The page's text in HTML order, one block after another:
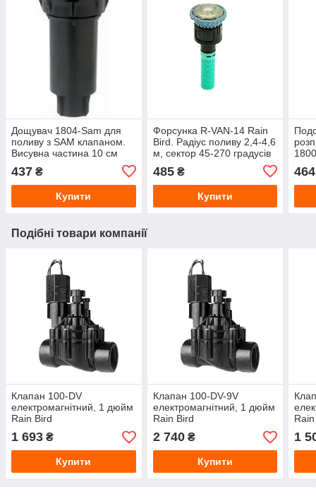
Дощувач 1804-Sam для
поливу з SAM клапаном.
Висувна частина 10 см
клапаном
437 ₴
Купити
Форсунка R-VAN-14 Rain
Bird. Радіус поливу 2,4-4,6
м, сектор 45-270 градусів
485₴
Купити
464
Подібні товари компанії
Клапан 100-DV
електромагнітний, 1 дюйм
Rain Bird
1 693 ₴
Купити
Клапан 100-DV-9V
електромагнітний, 1 дюйм
Rain Bird
2 740₴
Купити
1